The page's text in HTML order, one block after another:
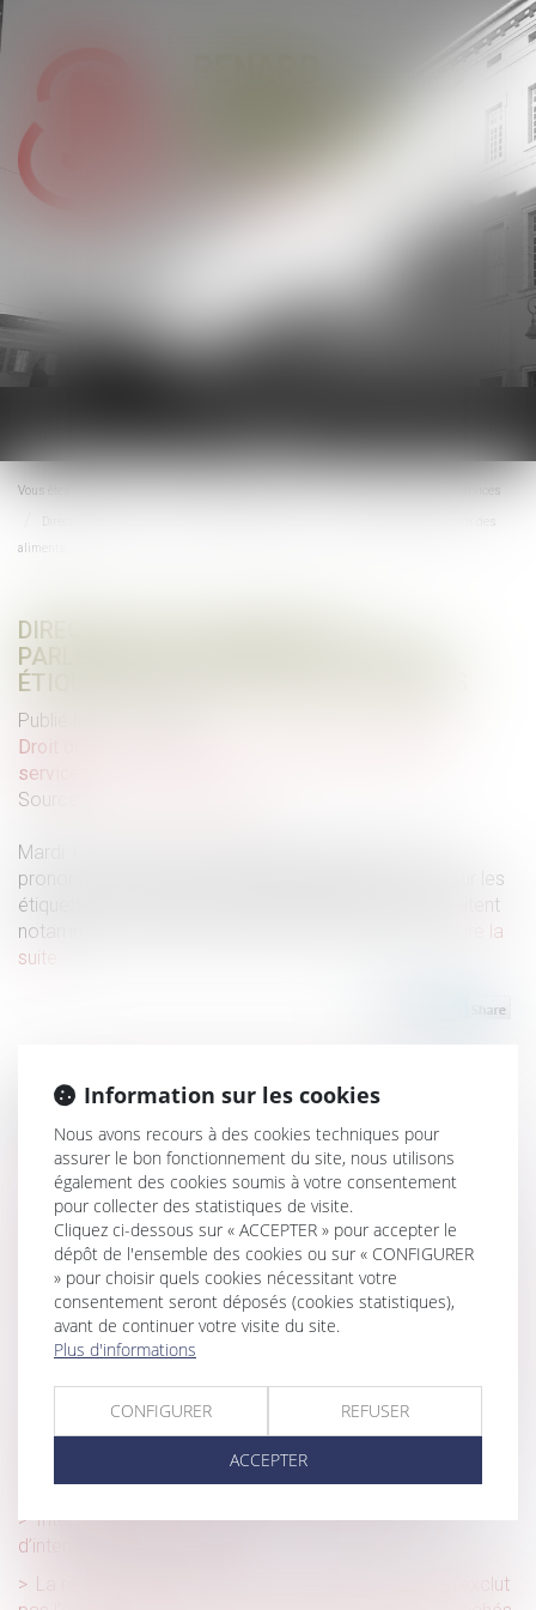
le
menu
Vous êtes ici : Conformité des biens et services
aliments
DIRECTIVE PETIT-DÉJEUNER : LE
PARLEMENT EUROPÉEN VOTE POUR UN
ÉTIQUETAGE PLUS CLAIR DES ALIMENTS
Publié le :
Droit de la consommation
services
Source :
Mardi 12 décembre, les députés européens se sont
prononcés en faveur d'une information plus précise sur les
étiquettes de certains produits alimentaires. Ils souhaitent
notamment renforcer la lutte contre le miel frelaté...
Lire la
suite
Contrôle des nouveaux produits d’hygiène féminine
Produits cosmétiques : la DGCCRF assure désormais
seule le contrôle des produits et établissements
Bisphénol A dans les contenants alimentaires : près de 20
millions d’euros de sanctions
Directive petit-déjeuner : le Parlement européen vote pour
un étiquetage plus clair des aliments
Accessibilité des produits et services : la transposition de
la directive se finalise
Nouveautés en matière d’accessibilité des services
téléphoniques pour les personnes souffrant de surdité
Interprétation contra legem : limite au principe
d’interprétation conforme
La responsabilité du fait des produits défectueux n'exclut
Information sur les cookies
Nous avons recours à des cookies techniques pour
assurer le bon fonctionnement du site, nous utilisons
également des cookies soumis à votre consentement
pour collecter des statistiques de visite.
Cliquez ci-dessous sur « ACCEPTER » pour accepter le
dépôt de l'ensemble des cookies ou sur « CONFIGURER
» pour choisir quels cookies nécessitant votre
consentement seront déposés (cookies statistiques),
avant de continuer votre visite du site.
Plus d'informations
CONFIGURER REFUSER
ACCEPTER